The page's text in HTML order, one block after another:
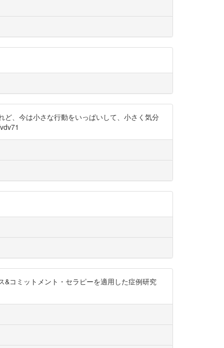
、今は小さな行動をいっぱいして、小さく気分
コミットメント・セラピーを適用した症例研究